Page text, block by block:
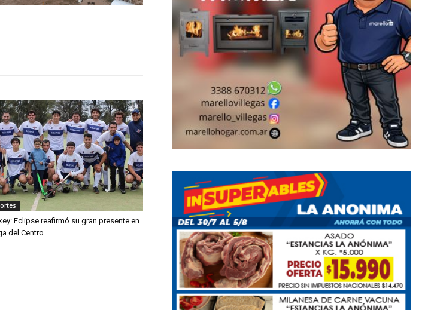
Eclipse reafirmó su gran presente en
del Centro